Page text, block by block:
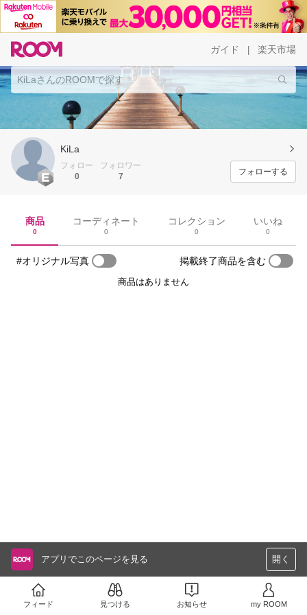
ガイド 楽天市場
KiLa
フォロー
0
フォロワー
7
フォローする
商品
0
コーディネート
0
コレクション
0
いいね
0
#オリジナル写真 掲載終了商品を含む
商品はありません
アプリでこのページを見る 開く
フィード 見つける お知らせ my ROOM